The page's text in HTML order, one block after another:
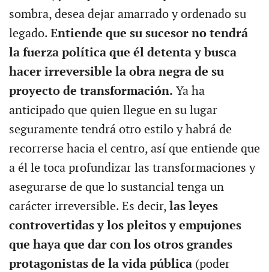
sombra, desea dejar amarrado y ordenado su
legado. Entiende que su sucesor no tendrá
la fuerza política que él detenta y busca
hacer irreversible la obra negra de su
proyecto de transformación. Ya ha
anticipado que quien llegue en su lugar
seguramente tendrá otro estilo y habrá de
recorrerse hacia el centro, así que entiende que
a él le toca profundizar las transformaciones y
asegurarse de que lo sustancial tenga un
carácter irreversible. Es decir, las leyes
controvertidas y los pleitos y empujones
que haya que dar con los otros grandes
protagonistas de la vida pública(poder